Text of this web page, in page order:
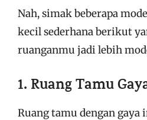
Nah, simak beberapa
kecil sederhana berikut
ruanganmu jadi lebih
1. Ruang Tamu
Ruang tamu dengan gaya